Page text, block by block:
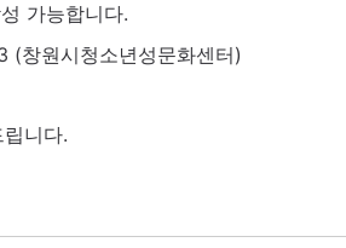
가능합니다.
창원시청소년성문화센터)
니다.